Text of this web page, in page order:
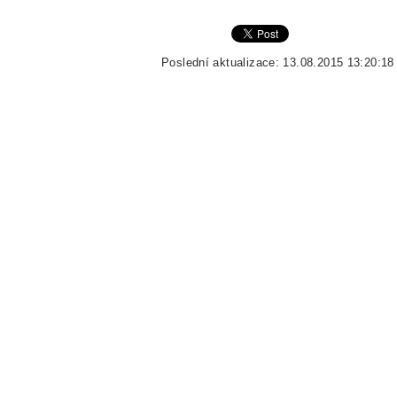
Poslední aktualizace: 13.08.2015 13:20:18